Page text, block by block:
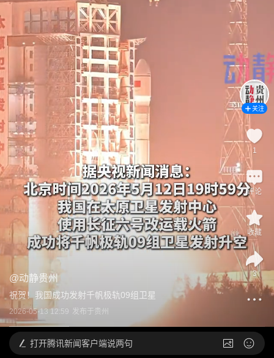
@动静贵州
祝贺！我国成功发射千帆极轨09组卫星
2026-05-13 12:59 发布于贵州
关注
1
评论
收藏
3
打开腾讯新闻客户端说两句